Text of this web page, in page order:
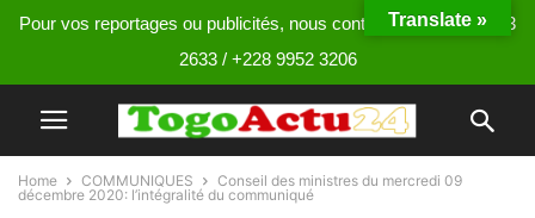
Pour vos reportages ou publicités, nous contacter au +228 9013
2633 / +228 9952 3206
Home COMMUNIQUES
Conseil des ministres du mercredi 09
décembre 2020: l’intégralité du communiqué
Translate »